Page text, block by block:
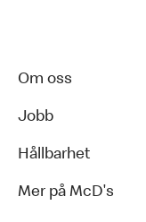
Om oss
Jobb
Hållbarhet
Mer på McD's